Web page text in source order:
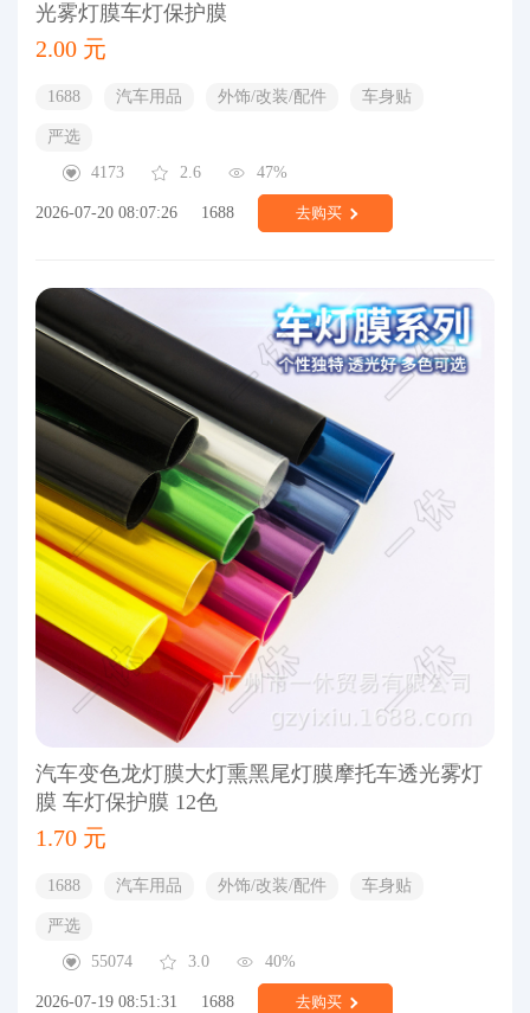
光雾灯膜车灯保护膜
2.00 元
1688 汽车用品 外饰/改装/配件 车身贴
严选
4173
2.6 47%
2026-07-20 08:07:26 1688 去购买
汽车变色龙灯膜大灯熏黑尾灯膜摩托车透光雾灯
膜 车灯保护膜 12色
1.70 元
1688 汽车用品 外饰/改装/配件 车身贴
严选
55074
3.0 40%
2026-07-19 08:51:31 1688 去购买